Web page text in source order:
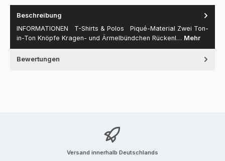
Beschreibung
INFORMATIONEN T-Shirts & Polos Piqué-Material Zwei Ton-
in-Ton Knöpfe Kragen- und Ärmelbündchen Rückenl… Mehr
Bewertungen
Versand innerhalb Deutschlands